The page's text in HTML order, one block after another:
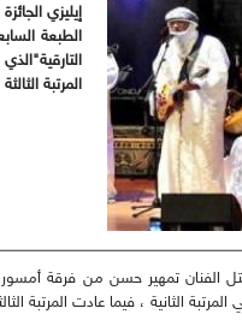
إيليزي
الطبعة
المرتبة
الفنان تمهير حسن من فرقة
الثانية ، فيما عادت المرتبة